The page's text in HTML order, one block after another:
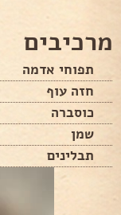
מרכיבים
תפוחי אדמה
חזה עוף
כוסברה
שמן
תבלינים